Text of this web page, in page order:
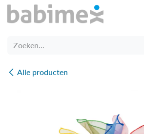
Overslaan naar inhoud
Alle producten